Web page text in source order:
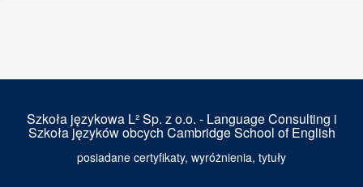
Szkoła językowa L² Sp. z o.o. - Language Consulting i
Szkoła języków obcych Cambridge School of English
posiadane certyfikaty, wyróżnienia, tytuły